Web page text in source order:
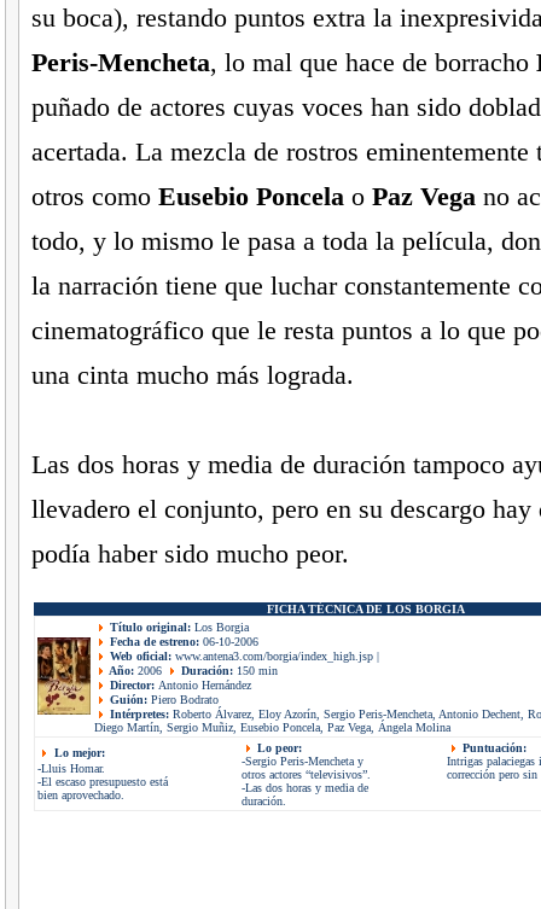
su boca), restando puntos extra la
Peris-Mencheta, lo mal que hace de borracho
puñado de actores cuyas voces han sido
acertada. La mezcla de rostros
otros como Eusebio Poncelao Paz Vegano
todo, y lo mismo le pasa a toda la película,
la narración tiene que luchar constantemente
cinematográfico que le resta puntos a lo que
una cinta mucho más lograda.
Las dos horas y media de duración tampoco
llevadero el conjunto, pero en su descargo hay
podía haber sido mucho peor.
FICHA TÉCNICA DE LOS BORGIA
Título original: Los Borgia
Fecha de estreno: 06-10-2006
Web oficial: www.antena3.com/borgia/index_high.jsp |
Año: 2006 Duración: 150 min
Director: Antonio Hernández
Guión: Piero Bodrato
Intérpretes: Roberto Álvarez, Eloy Azorín, Sergio Peris-Mencheta, Antonio Dechent,
Diego Martín, Sergio Muñiz, Eusebio Poncela, Paz Vega, Ángela Molina
Lo mejor:
-Lluis Homar.
-El escaso presupuesto está
bien aprovechado.
Lo peor:
-Sergio Peris-Mencheta y
otros actores “televisivos”.
-Las dos horas y media de
duración.
Puntuación:
Intrigas palaciegas
corrección pero sin